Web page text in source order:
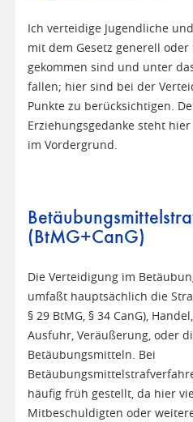
Ich verteidige Jugendliche
mit dem Gesetz generell
gekommen sind und unter
fallen; hier sind bei der
Punkte zu berücksichtigen.
Erziehungsgedanke steht
im Vordergrund.
(BtMG+CanG)
Die Verteidigung im
umfaßt hauptsächlich die
§ 29 BtMG, § 34 CanG),
Ausfuhr, Veräußerung, oder
Betäubungsmitteln. Bei
häufig früh gestellt, da hier
Mitbeschuldigten oder